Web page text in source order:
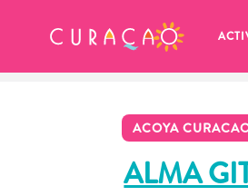
ACOYA
ALMA
MIJN FAVORIETEN